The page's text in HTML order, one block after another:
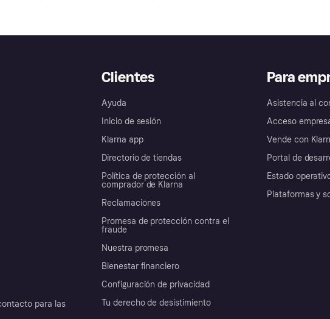
para las
Clientes
Ayuda
Inicio de sesión
Klarna app
Directorio de tiendas
Política de protección al
comprador de Klarna
Reclamaciones
Promesa de protección contra el
fraude
Nuestra promesa
Bienestar financiero
Configuración de privacidad
Tu derecho de desistimiento
Para
Asistencia al
Acceso
Vende con
Portal de
Estado
Plataformas y